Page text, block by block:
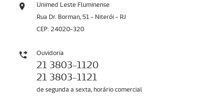
Unimed Leste Fluminense
Rua Dr. Borman, 51 - Niterói - RJ
CEP: 24020-320
Ouvidoria
21 3803-1120
21 3803-1121
de segunda a sexta, horário comercial